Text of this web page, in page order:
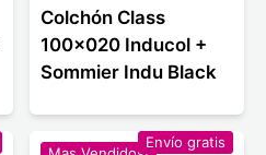
Colchón Class
100x020 Inducol +
Sommier Indu Black
Envío gratis